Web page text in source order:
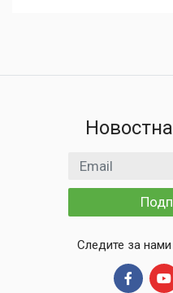
Email адрес
Следите за